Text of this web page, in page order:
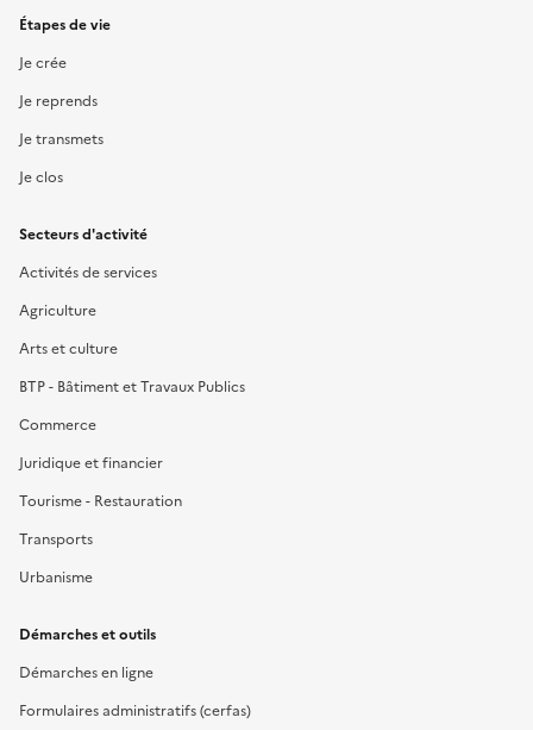
Étapes de vie
Je crée
Je reprends
Je transmets
Je clos
Secteurs d'activité
Activités de services
Agriculture
Arts et culture
BTP - Bâtiment et Travaux Publics
Commerce
Juridique et financier
Tourisme - Restauration
Transports
Urbanisme
Démarches et outils
Démarches en ligne
Formulaires administratifs (cerfas)